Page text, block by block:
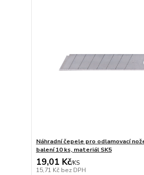
Náhradní čepele pro odlamovací
balení 10 ks, materiál SK5
19,01 Kč/KS
15,71 Kč bez DPH